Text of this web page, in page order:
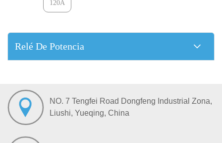
120A
Relé De Potencia
NO. 7 Tengfei Road Dongfeng Industrial Zona,
Liushi, Yueqing, China